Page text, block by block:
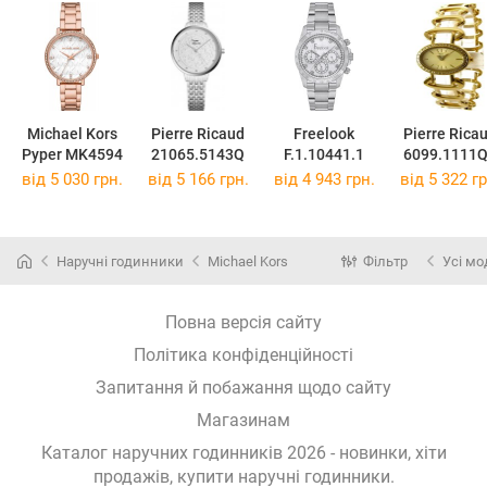
Michael Kors
Pyper MK4594
Pierre Ricaud
21065.5143Q
Freelook
F.1.10441.1
Pierre
від 5 030 грн. від 5 166 грн. від 4 943 грн. від 5 322
Наручні годинники Michael Kors Фільтр Усі
Повна версія сайту
Політика конфіденційності
Запитання й побажання щодо сайту
Магазинам
Каталог наручних годинників 2026 - новинки, хіти
продажів, купити наручні годинники.